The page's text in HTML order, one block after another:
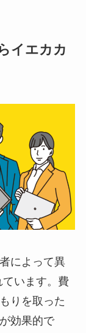
イエカカ
によって異
います。費
りを取った
効果的で